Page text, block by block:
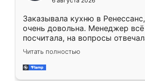
мебели буду заказывать только
Заказывала кухню в
очень довольна. Менеджер
посчитала, на вопросы
Замерщик приехал в субботу,
делу со всей
за день, ребята работали
Читать полностью